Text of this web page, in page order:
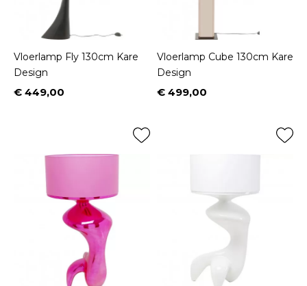
Vloerlamp Fly 130cm Kare
Design
Prijs
€ 449,00
Vloerlamp Cube 130cm Kare
Design
Prijs
€ 499,00